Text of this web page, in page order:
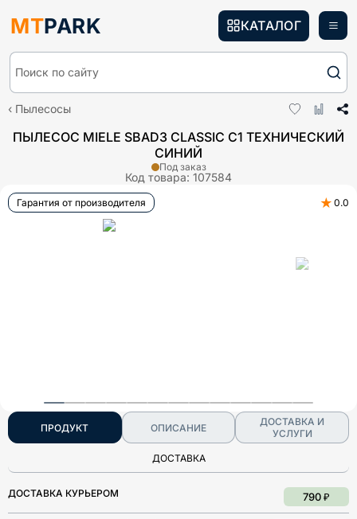
MTPARK
Поиск по сайту
КАТАЛОГ
Пылесосы
ПЫЛЕСОС MIELE SBAD3 CLASSIC C1 ТЕХНИЧЕСКИЙ
СИНИЙ
Код товара: 107584
Под заказ
Гарантия от производителя ★ 0.0
ПРОДУКТ ОПИСАНИЕ
ДОСТАВКА И
УСЛУГИ
ДОСТАВКА
ДОСТАВКА КУРЬЕРОМ 790 ₽